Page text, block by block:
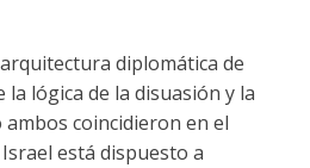
diplomática de
la lógica de la disuasión y la
ambos coincidieron en el
está dispuesto a